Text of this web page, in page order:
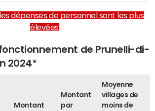
les dépenses de personnel sont les plus
élevées
de Prunelli-di-
2024*
Montant
Montant
par
Moyenne
villages de
moins de